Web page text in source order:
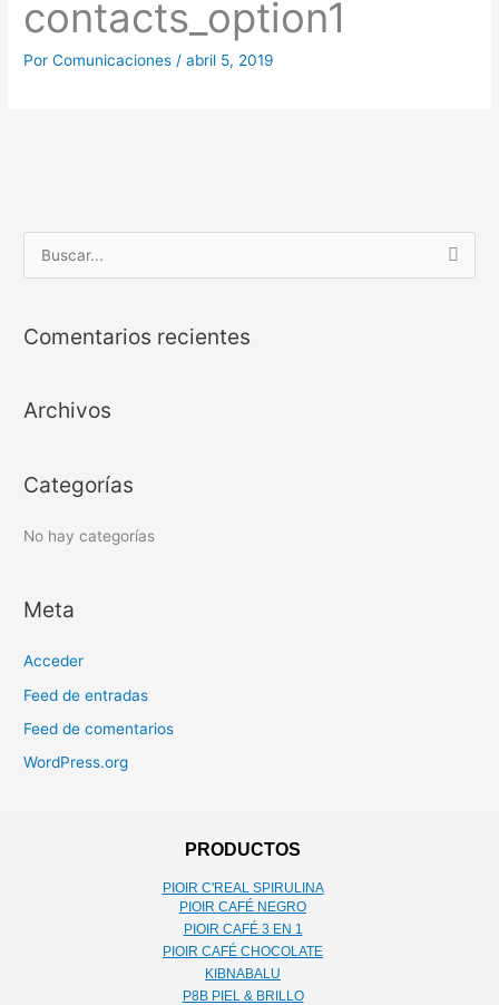
contacts_option1
PorComunicaciones /abril 5, 2019
c
r
:
Comentarios recientes
Archivos
Categorías
No hay categorías
Meta
Acceder
Feed de entradas
Feed de comentarios
WordPress.org
PRODUCTOS
PIOIR C'REAL SPIRULINA
PIOIR CAFÉ NEGRO
PIOIR CAFÉ 3 EN 1
PIOIR CAFÉ CHOCOLATE
KIBNABALU
P8B PIEL & BRILLO